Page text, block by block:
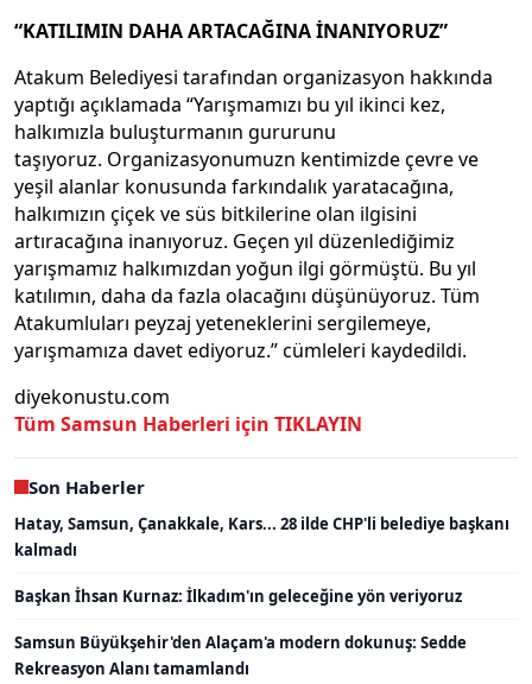
“KATILIMIN DAHA ARTACAĞINA İNANIYORUZ”
Atakum Belediyesi tarafından organizasyon hakkında
yaptığı açıklamada “Yarışmamızı bu yıl ikinci kez,
halkımızla buluşturmanın gururunu
taşıyoruz. Organizasyonumuzn kentimizde çevre ve
yeşil alanlar konusunda farkındalık yaratacağına,
halkımızın çiçek ve süs bitkilerine olan ilgisini
artıracağına inanıyoruz. Geçen yıl düzenlediğimiz
yarışmamız halkımızdan yoğun ilgi görmüştü. Bu yıl
katılımın, daha da fazla olacağını düşünüyoruz. Tüm
Atakumluları peyzaj yeteneklerini sergilemeye,
yarışmamıza davet ediyoruz.” cümleleri kaydedildi.
diyekonustu.com
Tüm Samsun Haberleri için TIKLAYIN
Son Haberler
Hatay, Samsun, Çanakkale, Kars... 28 ilde CHP'li belediye başkanı
kalmadı
Başkan İhsan Kurnaz: İlkadım'ın geleceğine yön veriyoruz
Samsun Büyükşehir'den Alaçam'a modern dokunuş: Sedde
Rekreasyon Alanı tamamlandı